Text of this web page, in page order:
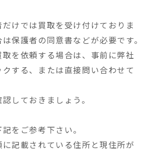
けでは買取を受け付けておりま
保護者の同意書などが必要です。
を依頼する場合は、事前に弊社
する、または直接問い合わせて
しておきましょう。
をご参考下さい。
記載されている住所と現住所が